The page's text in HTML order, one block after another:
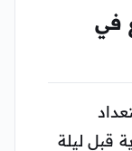
في
قبل ليلة